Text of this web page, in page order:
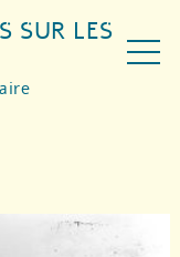
SUR LES